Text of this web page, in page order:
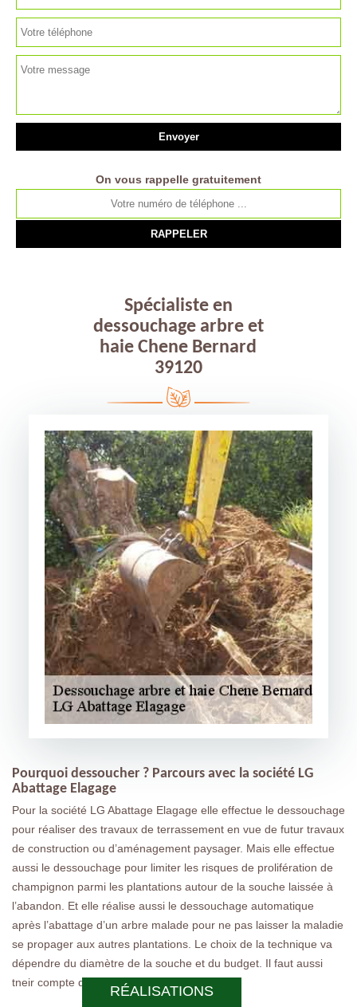
RÉALISATIONS
On vous rappelle gratuitement
Spécialiste en
dessouchage arbre et
haie Chene Bernard
39120
Pourquoi dessoucher ? Parcours avec la société LG
Abattage Elagage
Pour la société LG Abattage Elagage elle effectue le dessouchage
pour réaliser des travaux de terrassement en vue de futur travaux
de construction ou d’aménagement paysager. Mais elle effectue
aussi le dessouchage pour limiter les risques de prolifération de
champignon parmi les plantations autour de la souche laissée à
l’abandon. Et elle réalise aussi le dessouchage automatique
après l’abattage d’un arbre malade pour ne pas laisser la maladie
se propager aux autres plantations. Le choix de la technique va
dépendre du diamètre de la souche et du budget. Il faut aussi
tneir compte de l’accessibilité à la souche.